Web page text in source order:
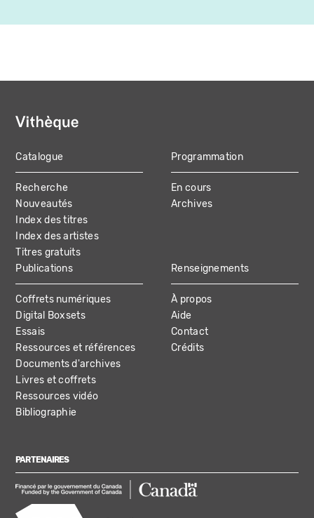
MAIN
NAVIGATION
Catalogue
Recherche
Nouveautés
Index des titres
Index des artistes
Titres gratuits
Programmation
En cours
Archives
Publications
Coffrets numériques
Digital Boxsets
Essais
Ressources et références
Documents d'archives
Livres et coffrets
Ressources vidéo
Bibliographie
Renseignements
À propos
Aide
Contact
Crédits
PARTENAIRES